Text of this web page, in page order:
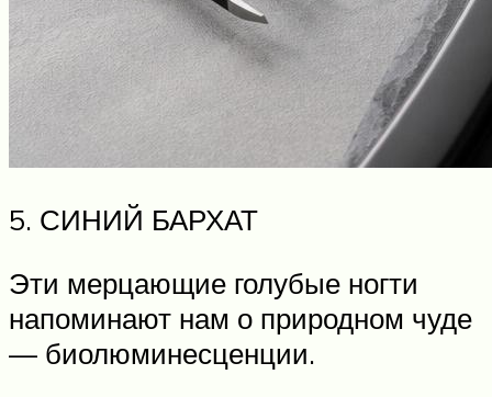
5. СИНИЙ БАРХАТ
Эти мерцающие голубые ногти
напоминают нам о природном чуде
— биолюминесценции.